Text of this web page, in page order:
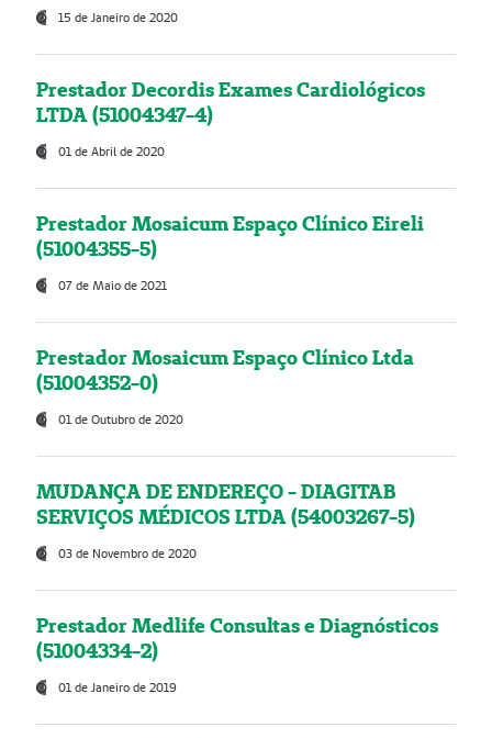
15 de Janeiro de 2020
Prestador Decordis Exames Cardiológicos
LTDA (51004347-4)
01 de Abril de 2020
Prestador Mosaicum Espaço Clínico Eireli
(51004355-5)
07 de Maio de 2021
Prestador Mosaicum Espaço Clínico Ltda
(51004352-0)
01 de Outubro de 2020
MUDANÇA DE ENDEREÇO - DIAGITAB
SERVIÇOS MÉDICOS LTDA (54003267-5)
03 de Novembro de 2020
Prestador Medlife Consultas e Diagnósticos
(51004334-2)
01 de Janeiro de 2019